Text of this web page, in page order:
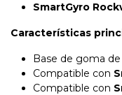
SmartGyro
Características
Base de goma
Compatible con
Compatible con